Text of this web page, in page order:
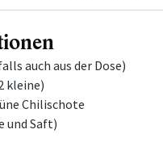
auch aus der Dose)
kleine)
Chilischote
und Saft)